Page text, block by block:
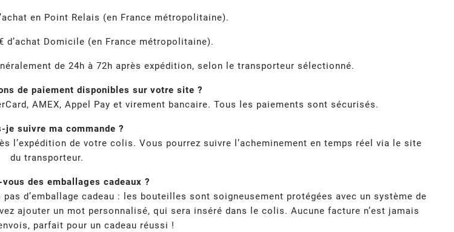
en Point Relais (en France métropolitaine).
d’achat Domicile (en France métropolitaine).
de 24h à 72h après expédition, selon le transporteur sélectionné.
de paiement disponibles sur votre site ?
AMEX, Appel Pay et virement bancaire. Tous les paiements sont sécurisés.
je suivre ma commande ?
l’expédition de votre colis. Vous pourrez suivre l’acheminement en temps réel via le site
du transporteur.
des emballages cadeaux ?
d’emballage cadeau : les bouteilles sont soigneusement protégées avec un système de
ajouter un mot personnalisé, qui sera inséré dans le colis. Aucune facture n’est jamais
parfait pour un cadeau réussi !